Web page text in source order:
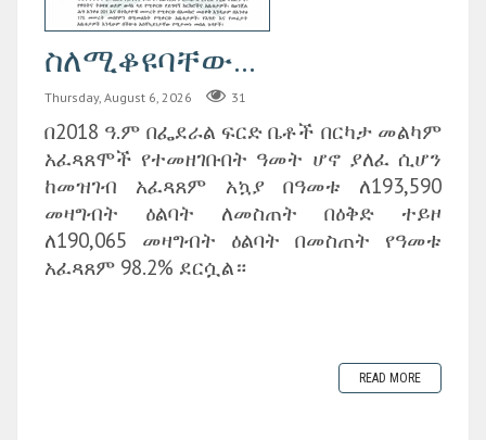
ስለሚቆዩባቸው...
Thursday, August 6, 2026 31
በ2018 ዓ.ም በፌደራል ፍርድ ቤቶች በርካታ መልካም
አፈጻጸሞች የተመዘገቡበት ዓመት ሆኖ ያለፈ ሲሆን
ከመዝገብ አፈጻጸም አኳያ በዓመቱ ለ193,590
መዛግብት ዕልባት ለመስጠት በዕቅድ ተይዞ
ለ190,065 መዛግብት ዕልባት በመስጠት የዓመቱ
አፈጻጸም 98.2% ደርሷል።
READ MORE